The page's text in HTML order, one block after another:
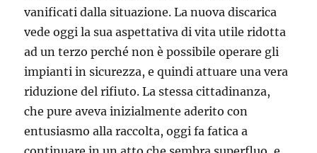
vanificati dalla situazione. La nuova discarica
vede oggi la sua aspettativa di vita utile ridotta
ad un terzo perché non è possibile operare gli
impianti in sicurezza, e quindi attuare una vera
riduzione del rifiuto. La stessa cittadinanza,
che pure aveva inizialmente aderito con
entusiasmo alla raccolta, oggi fa fatica a